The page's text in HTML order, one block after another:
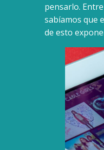
pensarlo.
sabíamos que
de esto